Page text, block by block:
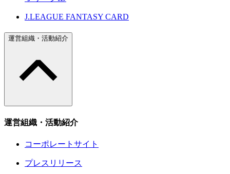
J.LEAGUE FANTASY CARD
運営組織・活動紹介
運営組織・活動紹介
コーポレートサイト
プレスリリース